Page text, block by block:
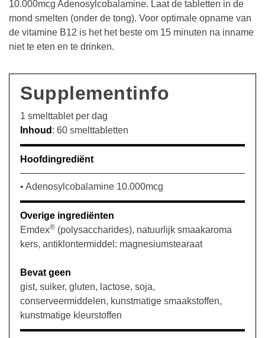
10.000mcg Adenosylcobalamine. Laat de tabletten in de
mond smelten (onder de tong). Voor optimale opname van
de vitamine B12 is het het beste om 15 minuten na inname
niet te eten en te drinken.
Supplementinfo
1 smelttablet per dag
Inhoud : 60 smelttabletten
Hoofdingrediënt
• Adenosylcobalamine 10.000mcg
Overige ingrediënten
Emdex® (polysaccharides), natuurlijk smaakaroma
kers, antiklontermiddel: magnesiumstearaat
Bevat geen
gist, suiker, gluten, lactose, soja,
conserveermiddelen, kunstmatige smaakstoffen,
kunstmatige kleurstoffen